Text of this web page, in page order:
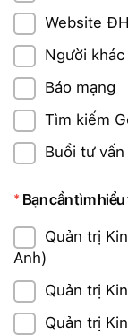
Website
Người
Báo mạng
Tìm kiếm
Buổi tư
Bạn cần tìm
Quản trị
Anh)
Quản trị
Quản trị